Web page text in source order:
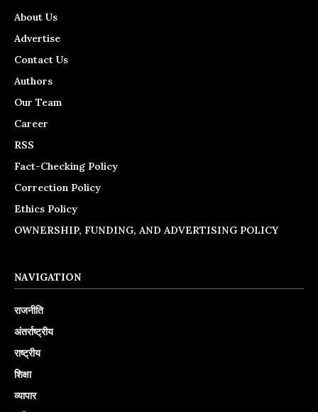
About Us
Advertise
Contact Us
Authors
Our Team
Career
RSS
Fact-Checking Policy
Correction Policy
Ethics Policy
OWNERSHIP, FUNDING, AND ADVERTISING POLICY
NAVIGATION
राजनीति
अंतर्राष्ट्रीय
राष्ट्रीय
शिक्षा
व्यापार